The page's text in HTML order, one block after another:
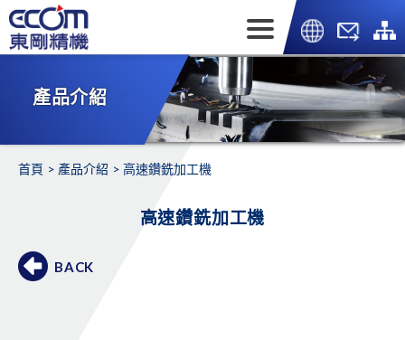
產品介紹
首頁 產品介紹 高速鑽銑加工機
高速鑽銑加工機
BACK